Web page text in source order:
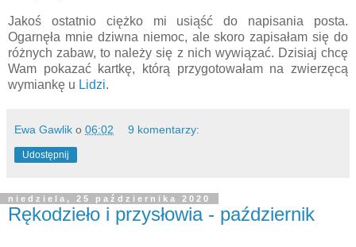
Jakoś ostatnio ciężko mi usiąść do napisania posta.
Ogarnęła mnie dziwna niemoc, ale skoro zapisałam się do
różnych zabaw, to należy się z nich wywiązać. Dzisiaj chcę
Wam pokazać kartkę, którą przygotowałam na zwierzęcą
wymiankę u Lidzi.
Ewa Gawlik o 06:02 9 komentarzy:
Udostępnij
niedziela, 25 października 2020
Rękodzieło i przysłowia - październik